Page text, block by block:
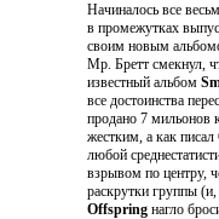
Начиналось все
в промежутках
своим новым
Мр. Бретт смекнул,
известный альбом
все достоинства
продано 7 мильонов
жестким, а как
любой
взрывом по центру,
раскрутки группы (и,
Offspring нагло